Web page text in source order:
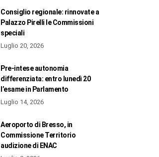
Consiglio regionale: rinnovate a
Palazzo Pirelli le Commissioni
speciali
Luglio 20, 2026
Pre-intese autonomia
differenziata: entro lunedì 20
l’esame in Parlamento
Luglio 14, 2026
Aeroporto di Bresso, in
Commissione Territorio
audizione di ENAC